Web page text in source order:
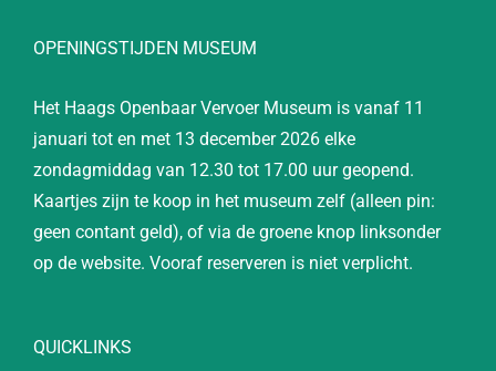
OPENINGSTIJDEN MUSEUM
Het Haags Openbaar Vervoer Museum is vanaf 11
januari tot en met 13 december 2026 elke
zondagmiddag van 12.30 tot 17.00 uur geopend.
Kaartjes zijn te koop in het museum zelf (alleen pin:
geen contant geld), of via de groene knop linksonder
op de website. Vooraf reserveren is niet verplicht.
QUICKLINKS